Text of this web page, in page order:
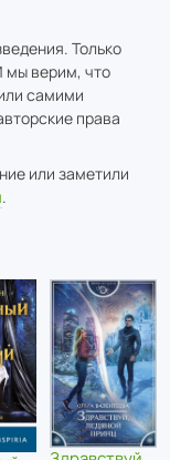
Только
мы верим, что
самими
права
или заметили
.